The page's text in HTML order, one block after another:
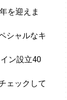
を迎えま
シャルなキ
ン設立40
ェックして